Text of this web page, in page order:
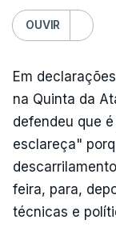
OUVIR
Em
na Quinta da
defendeu que
esclareça"
feira, para,
técnicas e